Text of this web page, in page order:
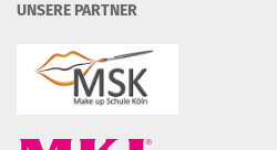
UNSERE PARTNER